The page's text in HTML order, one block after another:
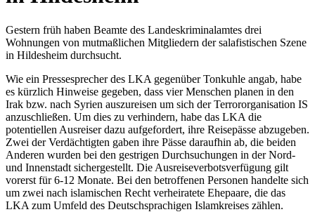
Gestern früh haben Beamte des Landeskriminalamtes drei
Wohnungen von mutmaßlichen Mitgliedern der salafistischen Szene
in Hildesheim durchsucht.
Wie ein Pressesprecher des LKA gegenüber Tonkuhle angab, habe
es kürzlich Hinweise gegeben, dass vier Menschen planen in den
Irak bzw. nach Syrien auszureisen um sich der Terrororganisation IS
anzuschließen. Um dies zu verhindern, habe das LKA die
potentiellen Ausreiser dazu aufgefordert, ihre Reisepässe abzugeben.
Zwei der Verdächtigten gaben ihre Pässe daraufhin ab, die beiden
Anderen wurden bei den gestrigen Durchsuchungen in der Nord-
und Innenstadt sichergestellt. Die Ausreiseverbotsverfügung gilt
vorerst für 6-12 Monate. Bei den betroffenen Personen handelte sich
um zwei nach islamischen Recht verheiratete Ehepaare, die das
LKA zum Umfeld des Deutschsprachigen Islamkreises zählen.